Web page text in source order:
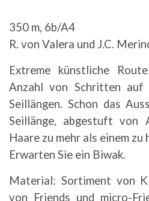
350 m, 6b/A4
R. von Valera und J.C.
Extreme künstliche
Anzahl von Schritten
Seillängen. Schon das
Seillänge, abgestuft von
Haare zu mehr als einem zu
Erwarten Sie ein Biwak.
Material: Sortiment von
von Friends und micro-